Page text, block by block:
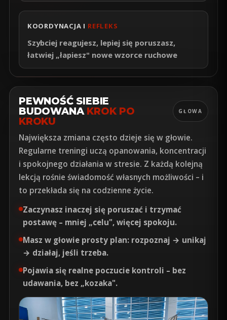
KOORDYNACJA I REFLEKS
Szybciej reagujesz, lepiej się poruszasz,
łatwiej „łapiesz" nowe wzorce ruchowe
PEWNOŚĆ SIEBIE
BUDOWANA KROK PO
KROKU
GŁOWA
Największa zmiana często dzieje się w głowie.
Regularne treningi uczą opanowania, koncentracji
i spokojnego działania w stresie. Z każdą kolejną
lekcją rośnie świadomość własnych możliwości – i
to przekłada się na codzienne życie.
Zaczynasz inaczej się poruszać i trzymać
postawę – mniej „celu", więcej spokoju.
Masz w głowie prosty plan: rozpoznaj → unikaj
→ działaj, jeśli trzeba.
Pojawia się realne poczucie kontroli – bez
udawania, bez „kozaka".